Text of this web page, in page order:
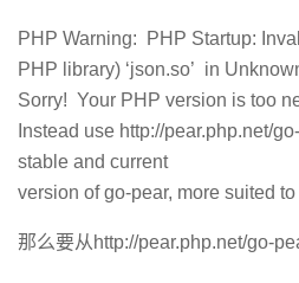
子
直
播
的
活
动
我
的
关
我
的
我
PHP Warning: PHP Startup:
PHP library) ‘json.so’ in
Sorry! Your PHP version is too
Instead use http://pear.php.net/
stable and current
version of go-pear, more suited
那么要从http://pear.php.net/go-